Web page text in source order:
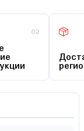
02